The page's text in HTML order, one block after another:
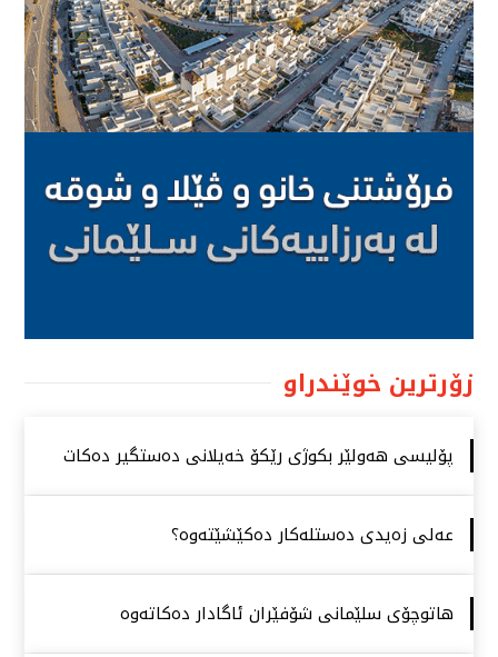
زۆرترین خوێندراو
پۆلیسی هەولێر بكوژی رێكۆ خەیلانی دەستگیر دەكات
عەلی زەیدی دەستلەكار دەكێشێتەوە؟
هاتوچۆی سلێمانی شۆفێران ئاگادار دەكاتەوە